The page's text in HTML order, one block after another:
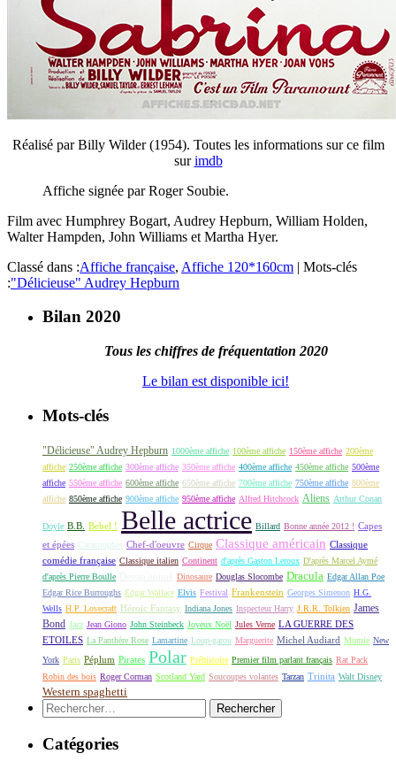
Réalisé par Billy Wilder (1954). Toutes les informations sur ce film
surimdb
Affiche signée par Roger Soubie.
Film avec Humphrey Bogart, Audrey Hepburn, William Holden,
Walter Hampden, John Williams et Martha Hyer.
Classé dans :Affiche française, Affiche 120*160cm | Mots-clés
:"Délicieuse" Audrey Hepburn
Bilan 2020
Tous les chiffres de fréquentation 2020
Le bilan est disponible ici!
Mots-clés
"Délicieuse" Audrey Hepburn 1000ème affiche 100ème affiche 150ème affiche 200ème
affiche 250ème affiche 300ème affiche 350ème affiche 400ème affiche 450ème affiche 500ème
affiche 550ème affiche 600ème affiche 650ème affiche 700ème affiche 750ème affiche 800ème
affiche 850ème affiche 900ème affiche 950ème affiche Alfred Hitchcock Aliens Arthur Conan
Doyle B.B. Bebel ! Belle actrice Billard Bonne année 2012 ! Capes
et épées
Catastrophes Chef-d'oeuvre Cirque Classique américain Classique
comédie française Classique italien Continent d'après Gaston Leroux D'après Marcel Aymé
d'après Pierre Boulle
Dinosaure Douglas Slocombe Dracula Edgar Allan Poe
Edgar Rice Burroughs Edgar Wallace Elvis Festival Frankenstein Georges Simenon H.G.
Wells H.P. Lovecraft Héroic Fantasy Indiana Jones Inspecteur Harry J.R.R. Tolkien James
Bond Jazz Jean Giono John Steinbeck Joyeux Noël Jules Verne LA GUERRE DES
ETOILES La Panthère Rose Lamartine Loup-garou Marguerite Michel Audiard Momie New
York Paris Péplum Pirates Polar Préhistoire Premier film parlant français Rat Pack
Robin des bois Roger Corman Scotland Yard Soucoupes volantes Tarzan Trinita Walt Disney
Western spaghetti
Rechercher :
Catégories